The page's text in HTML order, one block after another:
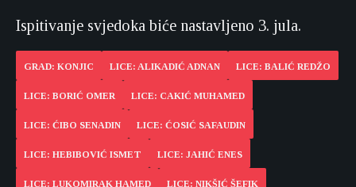
Ispitivanje svjedoka biće nastavljeno 3. jula.
GRAD: KONJIC LICE: ALIKADIĆ ADNAN LICE: BALIĆ REDŽO
LICE: BORIĆ OMER LICE: CAKIĆ MUHAMED
LICE: ĆIBO SENADIN LICE: ĆOSIĆ SAFAUDIN
LICE: HEBIBOVIĆ ISMET LICE: JAHIĆ ENES
LICE: LUKOMIRAK HAMED LICE: NIKŠIĆ ŠEFIK